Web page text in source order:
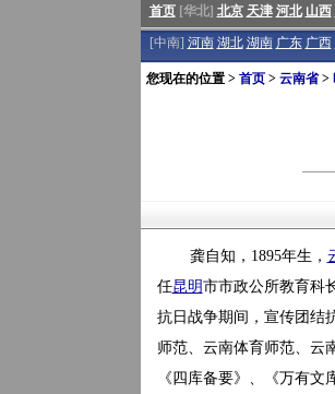
首页[华北] 北京 天津 河北 山西
[中南] 河南 湖北 湖南 广东 广西
您现在的位置 > 首页> 云南省>
龚自知，1895年生，
任昆明市市政公所教育科
抗日战争期间，宣传团结
师范、云南体育师范、云
《四库备要》、《万有文